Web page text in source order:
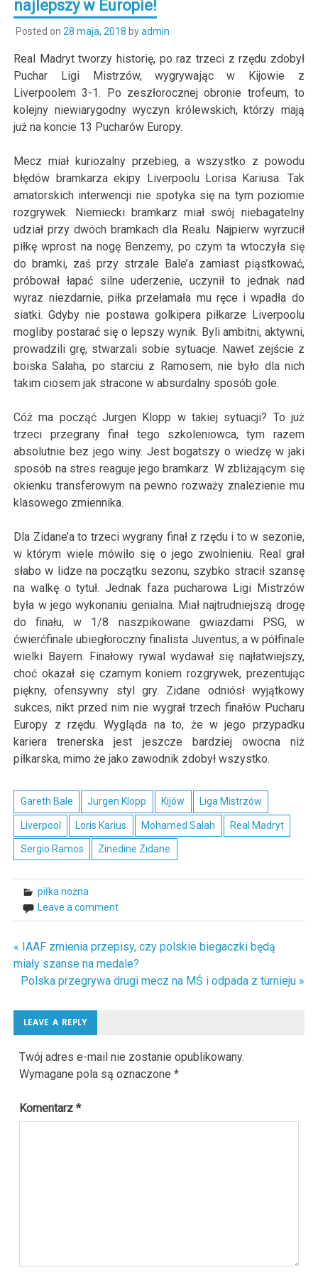
najlepszy w Europie!
Posted on 28 maja, 2018 byadmin
Real Madryt tworzy historię, po raz trzeci z rzędu zdobył
Puchar Ligi Mistrzów, wygrywając w Kijowie z
Liverpoolem 3-1. Po zeszłorocznej obronie trofeum, to
kolejny niewiarygodny wyczyn królewskich, którzy mają
już na koncie 13 Pucharów Europy.
Mecz miał kuriozalny przebieg, a wszystko z powodu
błędów bramkarza ekipy Liverpoolu Lorisa Kariusa. Tak
amatorskich interwencji nie spotyka się na tym poziomie
rozgrywek. Niemiecki bramkarz miał swój niebagatelny
udział przy dwóch bramkach dla Realu. Najpierw wyrzucił
piłkę wprost na nogę Benzemy, po czym ta wtoczyła się
do bramki, zaś przy strzale Bale’a zamiast piąstkować,
próbował łapać silne uderzenie, uczynił to jednak nad
wyraz niezdarnie, piłka przełamała mu ręce i wpadła do
siatki. Gdyby nie postawa golkipera piłkarze Liverpoolu
mogliby postarać się o lepszy wynik. Byli ambitni, aktywni,
prowadzili grę, stwarzali sobie sytuacje. Nawet zejście z
boiska Salaha, po starciu z Ramosem, nie było dla nich
takim ciosem jak stracone w absurdalny sposób gole.
Cóż ma począć Jurgen Klopp w takiej sytuacji? To już
trzeci przegrany finał tego szkoleniowca, tym razem
absolutnie bez jego winy. Jest bogatszy o wiedzę w jaki
sposób na stres reaguje jego bramkarz. W zbliżającym się
okienku transferowym na pewno rozważy znalezienie mu
klasowego zmiennika.
Dla Zidane’a to trzeci wygrany finał z rzędu i to w sezonie,
w którym wiele mówiło się o jego zwolnieniu. Real grał
słabo w lidze na początku sezonu, szybko stracił szansę
na walkę o tytuł. Jednak faza pucharowa Ligi Mistrzów
była w jego wykonaniu genialna. Miał najtrudniejszą drogę
do finału, w 1/8 naszpikowane gwiazdami PSG, w
ćwierćfinale ubiegłoroczny finalista Juventus, a w półfinale
wielki Bayern. Finałowy rywal wydawał się najłatwiejszy,
choć okazał się czarnym koniem rozgrywek, prezentując
piękny, ofensywny styl gry. Zidane odniósł wyjątkowy
sukces, nikt przed nim nie wygrał trzech finałów Pucharu
Europy z rzędu. Wygląda na to, że w jego przypadku
kariera trenerska jest jeszcze bardziej owocna niż
piłkarska, mimo że jako zawodnik zdobył wszystko.
Gareth Bale Jurgen Klopp Kijów Liga Mistrzów
Liverpool Loris Karius Mohamed Salah Real Madryt
Sergio Ramos Zinedine Zidane
piłka nożna
Leave a comment
Nawigacja
wpisu
« IAAF zmienia przepisy, czy polskie biegaczki będą
miały szanse na medale?
Polska przegrywa drugi mecz na MŚ i odpada z turnieju »
LEAVE A REPLY
Twój adres e-mail nie zostanie opublikowany.
Wymagane pola są oznaczone*
Komentarz*